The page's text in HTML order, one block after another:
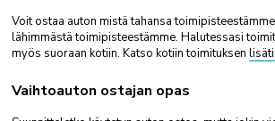
Voit ostaa auton mistä tahansa
lähimmästä toimipisteestämme. Halutessasi
myös suoraan kotiin. Katso kotiin toimituksen
Vaihtoauton ostajan opas